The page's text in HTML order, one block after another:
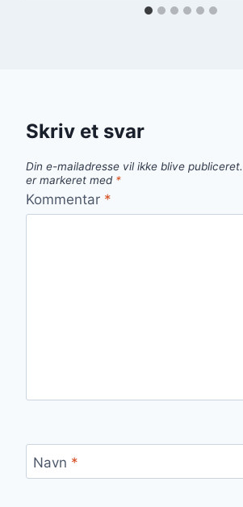
Skriv et svar
Din e-mailadresse vil ikke blive publiceret.
er markeret med *
Kommentar *
Navn *